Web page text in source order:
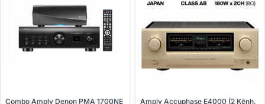
Combo Amply Denon PMA 1700NE
Amply Accuphase E4000 (2 Kênh,